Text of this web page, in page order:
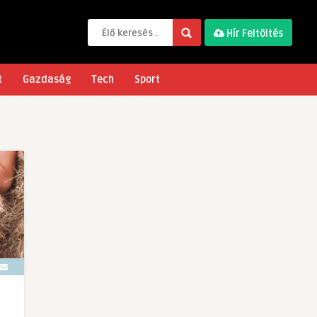
Hír Feltöltés
Gazdaság Tech Sport